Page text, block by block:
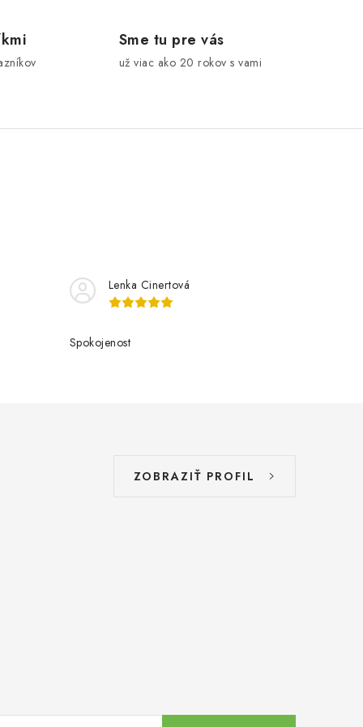
Sme tu pre vás
už viac ako 20 rokov s vami
Lenka Cinertová
Spokojenost
ZOBRAZIŤ PROFIL